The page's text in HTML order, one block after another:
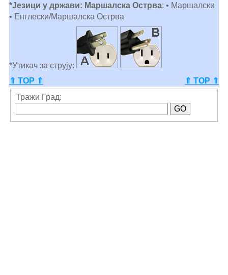
*Језици у држави: Маршалска Острва: • Маршалски
• Енглески/Маршалска Острва
*Утикач за струју:
⇑ TOP ⇑
⇑ TOP ⇑
Тражи Град: